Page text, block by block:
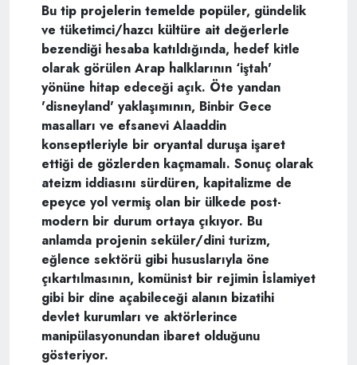
Bu tip projelerin temelde popüler, gündelik
ve tüketimci/hazcı kültüre ait değerlerle
bezendiği hesaba katıldığında, hedef kitle
olarak görülen Arap halklarının ‘iştah'
yönüne hitap edeceği açık. Öte yandan
'disneyland' yaklaşımının, Binbir Gece
masalları ve efsanevi Alaaddin
konseptleriyle bir oryantal duruşa işaret
ettiği de gözlerden kaçmamalı. Sonuç olarak
ateizm iddiasını sürdüren, kapitalizme de
epeyce yol vermiş olan bir ülkede post-
modern bir durum ortaya çıkıyor. Bu
anlamda projenin seküler/dini turizm,
eğlence sektörü gibi hususlarıyla öne
çıkartılmasının, komünist bir rejimin İslamiyet
gibi bir dine açabileceği alanın bizatihi
devlet kurumları ve aktörlerince
manipülasyonundan ibaret olduğunu
gösteriyor.